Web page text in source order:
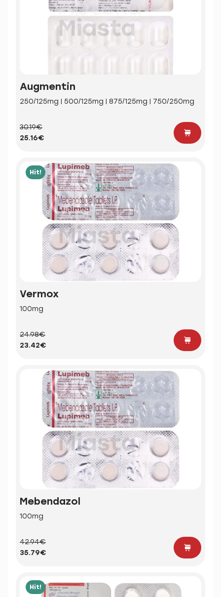
Augmentin
250/125mg | 500/125mg | 875/125mg | 750/250mg
30.19€
25.16€
Hit!
Vermox
100mg
24.98€
23.42€
Mebendazol
100mg
42.94€
35.79€
Hit!